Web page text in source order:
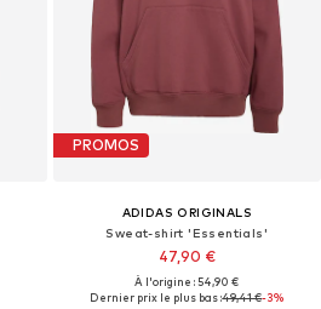
PROMOS
ADIDAS ORIGINALS
Sweat-shirt 'Essentials'
47,90 €
À l'origine : 54,90 €
Dernier prix le plus bas :49,41 €-3%